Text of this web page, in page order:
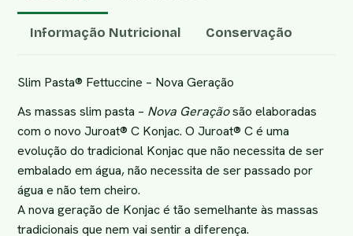
Informação Nutricional Conservação
Slim Pasta® Fettuccine – Nova Geração
As massas slim pasta – Nova Geraçãosão elaboradas
com o novo Juroat® C Konjac. O Juroat® C é uma
evolução do tradicional Konjac que não necessita de ser
embalado em água, não necessita de ser passado por
água e não tem cheiro.
A nova geração de Konjac é tão semelhante às massas
tradicionais que nem vai sentir a diferença.